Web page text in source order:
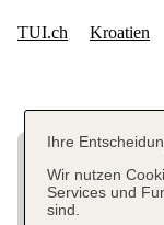
Ihre
Wir nutzen
Services und
sind.